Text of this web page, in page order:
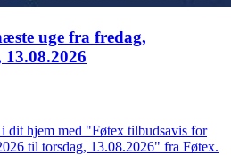
uge fra fredag,
dit hjem med "Føtex tilbudsavis for
til torsdag, 13.08.2026" fra Føtex.